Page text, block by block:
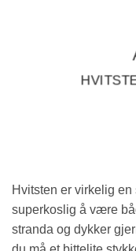
Hvitsten er virkelig
superkoslig å være
stranda og dykker